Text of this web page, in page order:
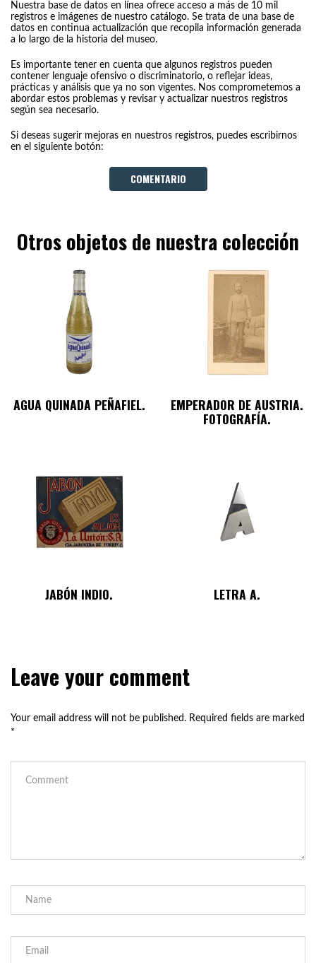
Nuestra base de datos en línea ofrece acceso a más de 10 mil
registros e imágenes de nuestro catálogo. Se trata de una base de
datos en continua actualización que recopila información generada
a lo largo de la historia del museo.
Es importante tener en cuenta que algunos registros pueden
contener lenguaje ofensivo o discriminatorio, o reflejar ideas,
prácticas y análisis que ya no son vigentes. Nos comprometemos a
abordar estos problemas y revisar y actualizar nuestros registros
según sea necesario.
Si deseas sugerir mejoras en nuestros registros, puedes escribirnos
en el siguiente botón:
COMENTARIO
Otros objetos de nuestra colección
AGUA QUINADA PEÑAFIEL. EMPERADOR DE AUSTRIA.
FOTOGRAFÍA.
JABÓN INDIO. LETRA A.
Leave your comment
Your email address will not be published. Required fields are marked
*